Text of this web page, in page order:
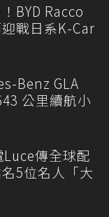
BYD Racco
戰日系K-Car
Benz GLA
公里續航小
傳全球配
5位名人「大